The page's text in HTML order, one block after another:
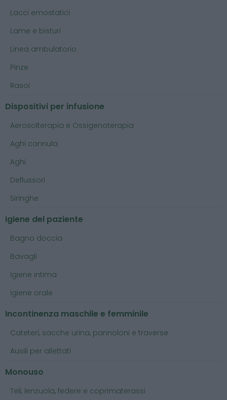
Lacci emostatici
Lame e bisturi
Linea ambulatorio
Pinze
Rasoi
Dispositivi per infusione
Aerosolterapia e Ossigenoterapia
Aghi cannula
Aghi
Deflussori
Siringhe
Igiene del paziente
Bagno doccia
Bavagli
Igiene intima
Igiene orale
Incontinenza maschile e femminile
Cateteri, sacche urina, pannoloni e traverse
Ausili per allettati
Monouso
Teli, lenzuola, federe e coprimaterassi